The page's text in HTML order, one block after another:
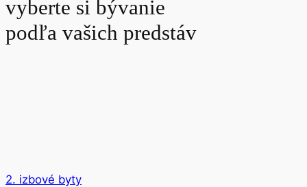
vyberte si bývanie
podľa vašich predstáv
2. izbové byty